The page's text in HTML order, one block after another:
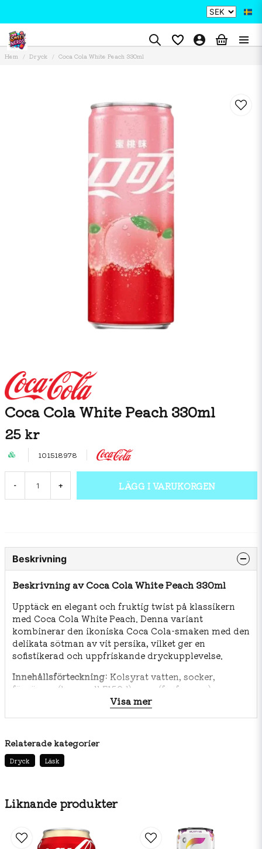
Hem Dryck Coca Cola White Peach 330ml
Coca Cola White Peach 330ml
25 kr
101518978
- + LÄGG I VARUKORGEN
Liknande produkter
Beskrivning
Beskrivning av Coca Cola White Peach 330ml
Upptäck en elegant och fruktig twist på klassikern
med Coca Cola White Peach. Denna variant
kombinerar den ikoniska Coca Cola-smaken med den
delikata sötman av vit persika, vilket ger en
sofistikerad och uppfriskande dryckupplevelse.
Innehållsförteckning: Kolsyrat vatten, socker,
färgämne (karamell E150d), syra (fosforsyra),
naturliga aromer (vit persika), koffein.
Visa mer
Relaterade kategorier
Dryck Läsk